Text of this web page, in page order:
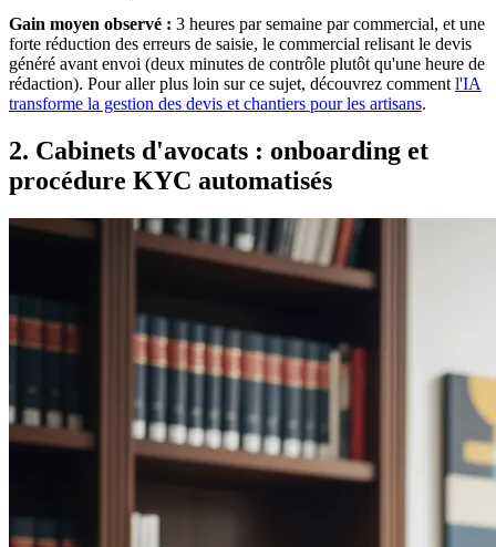
Gain moyen observé : 3 heures par semaine par commercial, et une
forte réduction des erreurs de saisie, le commercial relisant le devis
généré avant envoi (deux minutes de contrôle plutôt qu'une heure de
rédaction). Pour aller plus loin sur ce sujet, découvrez commentl'IA
transforme la gestion des devis et chantiers pour les artisans.
2. Cabinets d'avocats : onboarding et
procédure KYC automatisés